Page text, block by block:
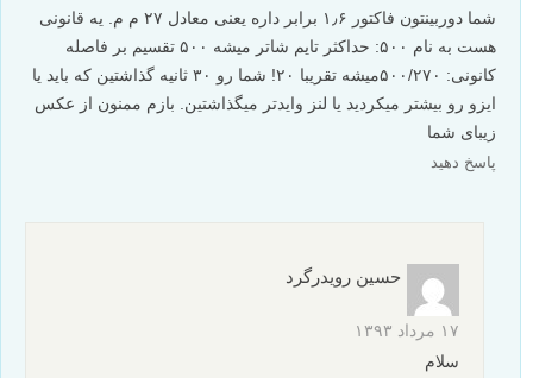
شما دوربینتون فاکتور ۱٫۶ برابر داره یعنی معادل ۲۷ م م. یه قانونی
هست به نام ۵۰۰: حداکثر تایم شاتر میشه ۵۰۰ تقسیم بر فاصله
کانونی: ۵۰۰/۲۷۰میشه تقریبا ۲۰! شما رو ۳۰ ثانیه گذاشتین که باید یا
ایزو رو بیشتر میکردید یا لنز وایدتر میگذاشتین. بازم ممنون از عکس
زیبای شما
پاسخ دهید
حسین رویدرگرد
۱۷ مرداد ۱۳۹۳
سلام